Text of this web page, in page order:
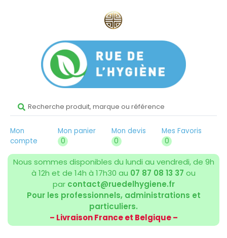
Mon
compte
Mon panier
0
Mon devis
0
Mes Favoris
0
Nous sommes disponibles du lundi au vendredi, de 9h
à 12h et de 14h à 17h30 au 07 87 08 13 37 ou
par contact@ruedelhygiene.fr
Pour les professionnels, administrations et
particuliers.
– Livraison France et Belgique –